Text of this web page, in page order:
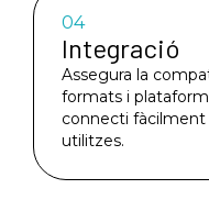
04
Integració
Assegura la
formats i
connecti fàcilment
utilitzes.